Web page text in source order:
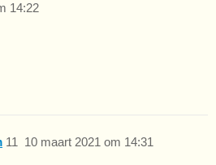
14:22
10 maart 2021 om 14:31
11